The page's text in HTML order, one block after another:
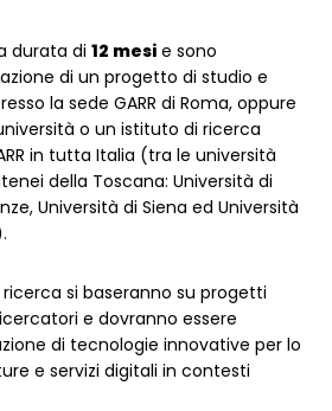
durata di12 mesi e sono
di un progetto di studio e
la sede GARR di Roma, oppure
o un istituto di ricerca
in tutta Italia (tra le università
della Toscana: Università di
Università di Siena ed Università
si baseranno su progetti
e dovranno essere
di tecnologie innovative per lo
e servizi digitali in contesti